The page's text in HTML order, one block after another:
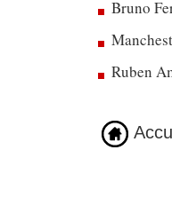
Bruno
Ruben